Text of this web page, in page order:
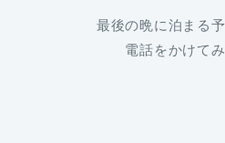
最後の晩に泊まる
電話をかけてみ